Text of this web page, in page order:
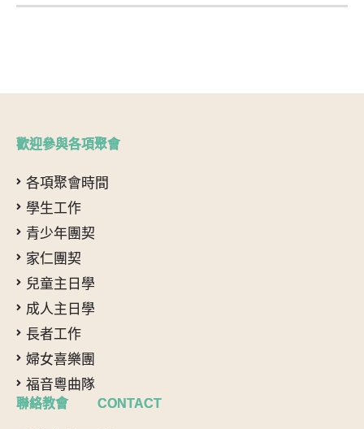
歡迎參與各項聚會
各項聚會時間
學生工作
青少年團契
家仁團契
兒童主日學
成人主日學
長者工作
婦女喜樂團
福音粵曲隊
聯絡教會 CONTACT